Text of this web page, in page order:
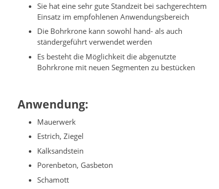
Sie hat eine sehr gute Standzeit bei sachgerechtem
Einsatz im empfohlenen Anwendungsbereich
Die Bohrkrone kann sowohl hand- als auch
ständergeführt verwendet werden
Es besteht die Möglichkeit die abgenutzte
Bohrkrone mit neuen Segmenten zu bestücken
Anwendung:
Mauerwerk
Estrich, Ziegel
Kalksandstein
Porenbeton, Gasbeton
Schamott